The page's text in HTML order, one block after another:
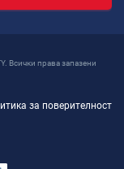
Всички права запазени
за поверителност